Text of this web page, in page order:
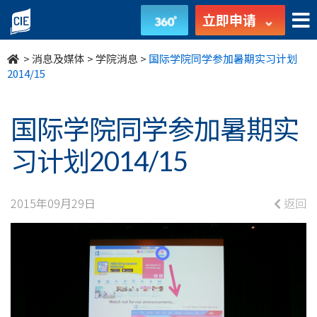
国
际
学
同
学
参
加
立即申请
>消息及媒体 >学院消息 > 国际学院同学参加暑期实习计划
2014/15
国际学院同学参加暑期实
习计划2014/15
2015年09月29日 返回